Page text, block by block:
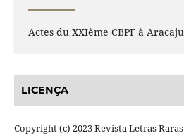
Actes du XXIème CBPF à Aracaju
LICENÇA
Copyright (c) 2023 Revista Letras Raras